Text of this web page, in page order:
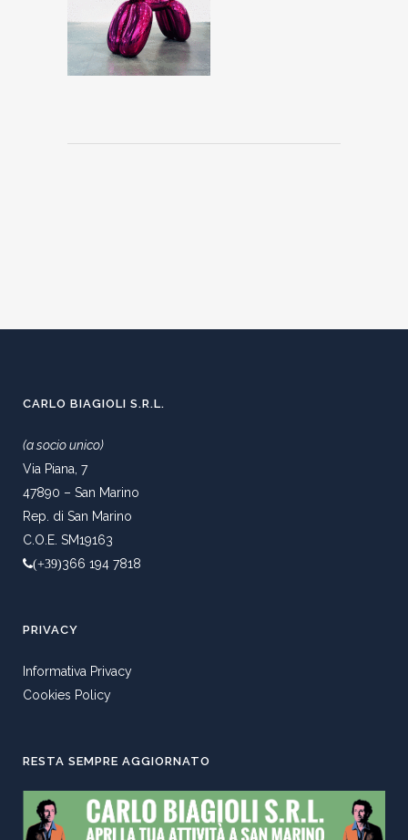
CARLO BIAGIOLI S.R.L.
(a socio unico)
Via Piana, 7
47890 – San Marino
Rep. di San Marino
C.O.E. SM19163
(+39)366 194 7818
PRIVACY
Informativa Privacy
Cookies Policy
RESTA SEMPRE AGGIORNATO